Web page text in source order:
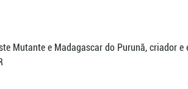
Mutante e Madagascar do Purunã, criador